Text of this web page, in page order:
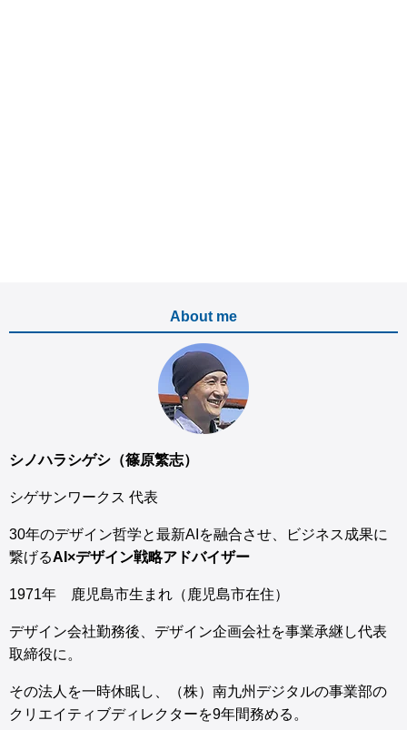
About me
シノハラシゲシ（篠原繁志）
シゲサンワークス 代表
30年のデザイン哲学と最新AIを融合させ、ビジネス成果に
繋げるAI×デザイン戦略アドバイザー
1971年 鹿児島市生まれ（鹿児島市在住）
デザイン会社勤務後、デザイン企画会社を事業承継し代表
取締役に。
その法人を一時休眠し、（株）南九州デジタルの事業部の
クリエイティブディレクターを9年間務める。